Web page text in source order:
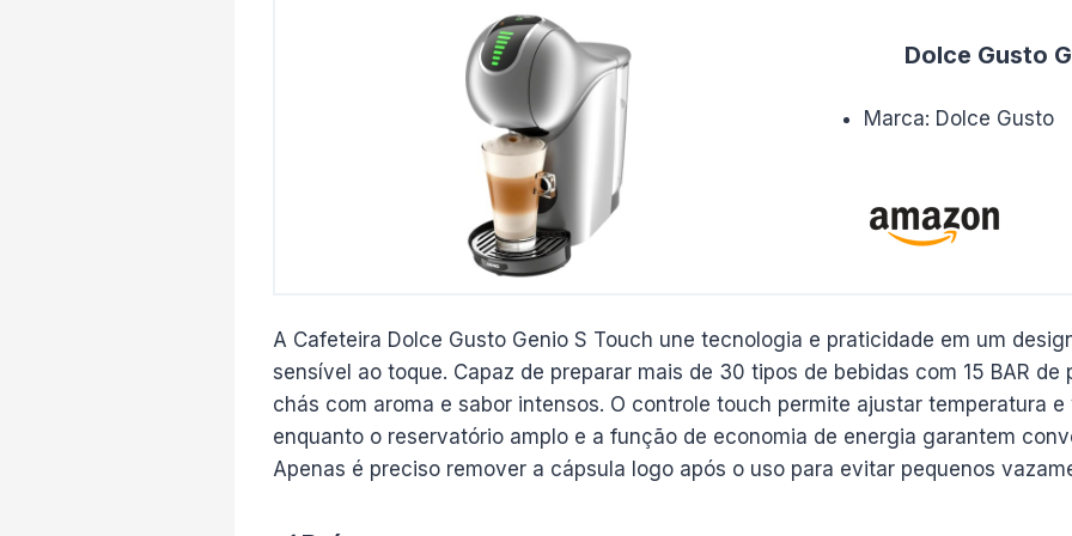
Dolce Gusto
Marca: Dolce Gusto
A Cafeteira Dolce Gusto Genio S Touch une tecnologia e praticidade em um
sensível ao toque. Capaz de preparar mais de 30 tipos de bebidas com 15 BAR
chás com aroma e sabor intensos. O controle touch permite ajustar temperatura
enquanto o reservatório amplo e a função de economia de energia garantem
Apenas é preciso remover a cápsula logo após o uso para evitar pequenos